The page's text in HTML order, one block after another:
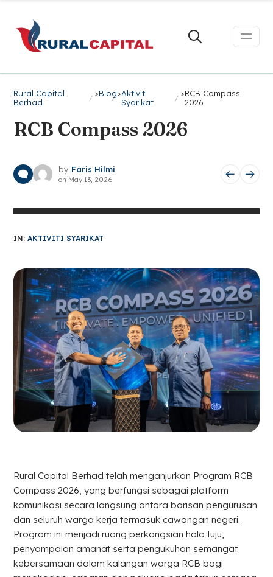
Rural Capital
Berhad
>Blog>Aktiviti
Syarikat
>RCB Compass
2026
RCB Compass 2026
by Faris Hilmi
on May 13, 2026
IN: AKTIVITI SYARIKAT
Rural Capital Berhad telah menganjurkan Program RCB
Compass 2026, yang berfungsi sebagai platform
komunikasi secara langsung antara barisan pengurusan
dan seluruh warga kerja termasuk cawangan negeri.
Program ini menjadi ruang perkongsian hala tuju,
penyampaian amanat serta pengukuhan semangat
kebersamaan dalam kalangan warga RCB bagi